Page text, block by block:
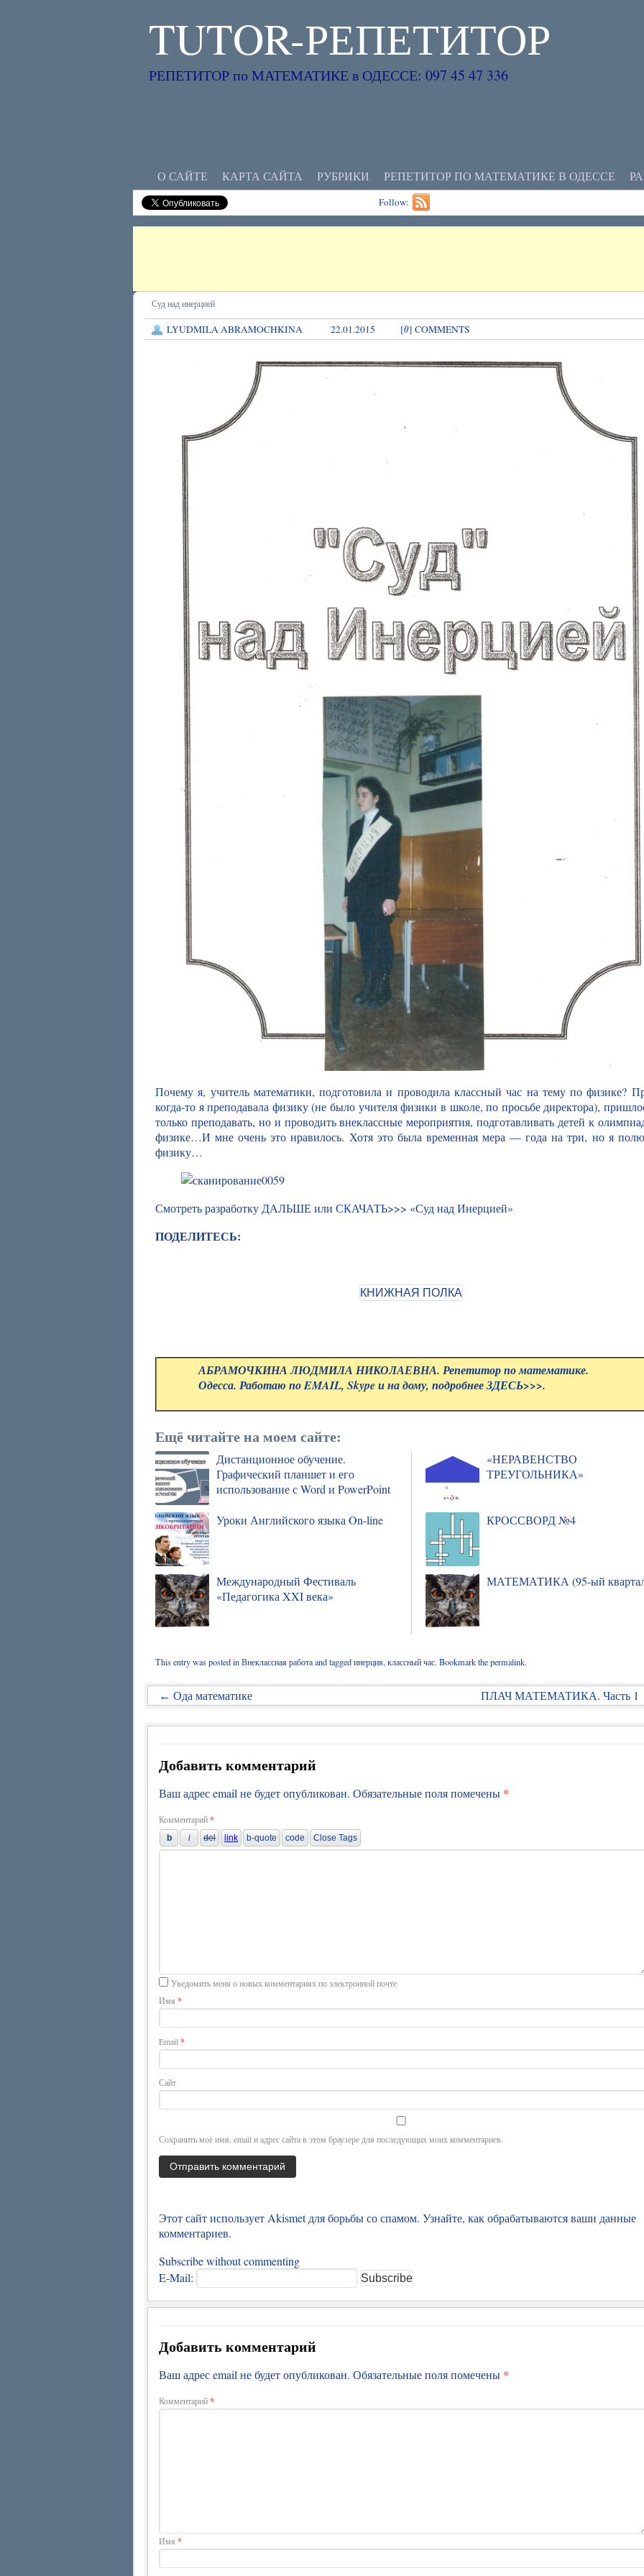
TUTOR-РЕПЕТИТОР
РЕПЕТИТОР по МАТЕМАТИКЕ в ОДЕССЕ: 097 45 47 336
О САЙТЕ КАРТА САЙТА РУБРИКИ РЕПЕТИТОР ПО МАТЕМАТИКЕ В ОДЕССЕ
Follow:
Суд над инерцией
LYUDMILA ABRAMOCHKINA 22.01.2015 [0] COMMENTS
Почему я, учитель математики, подготовила и проводила классный час на тему по физике?
когда-то я преподавала физику (не было учителя физики в школе, по просьбе директора),
только преподавать, но и проводить внеклассные мероприятия, подготавливать детей к
физике…И мне очень это нравилось. Хотя это была временная мера — года на три, но я
физику…
Смотреть разработку ДАЛЬШЕ или СКАЧАТЬ>>> «Суд над Инерцией»
ПОДЕЛИТЕСЬ:
АБРАМОЧКИНА ЛЮДМИЛА НИКОЛАЕВНА. Репетитор по математике.
Одесса. Работаю по EMAIL, Skype и на дому, подробнееЗДЕСЬ>>>.
Ещё читайте на моем сайте:
Дистанционное обучение.
Графический планшет и его
использование с Word и PowerPoint
Уроки Английского языка On-line
Международный Фестиваль
«Педагогика XXI века»
«НЕРАВЕНСТВО
ТРЕУГОЛЬНИКА»
КРОССВОРД №4
МАТЕМАТИКА (95-ый
This entry was posted inВнеклассная работаand taggedинерция, классный час. Bookmark thepermalink.
← Ода математике ПЛАЧ МАТЕМАТИКА. Часть 1
Добавить комментарий
Ваш адрес email не будет опубликован. Обязательные поля помечены *
Комментарий*
Уведомить меня о новых комментариях по электронной почте
Имя *
Email *
Сайт
Сохранить моё имя, email и адрес сайта в этом браузере для последующих моих комментариев.
Этот сайт использует Akismet для борьбы со спамом. Узнайте, как обрабатываются ваши данные
комментариев.
Subscribe without commenting
E-Mail:
Добавить комментарий
Ваш адрес email не будет опубликован. Обязательные поля помечены *
Комментарий*
Имя *